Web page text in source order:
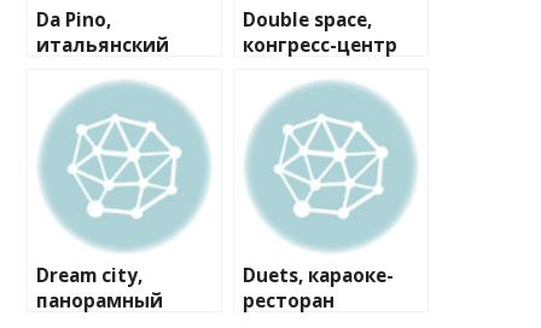
Da Pino,
итальянский
Double space,
конгресс-центр
Dream city,
панорамный
Duets, караоке-
ресторан